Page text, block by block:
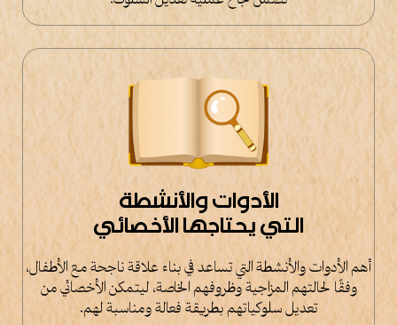
الأدوات والأنشطة
التي يحتاجها الأخصائي
أهم الأدوات والأنشطة التي تساعد في بناء علاقة ناجحة مع الأطفال،
وفقًا لحالتهم المزاجية وظروفهم الخاصة، ليتمكن الأخصائي من
تعديل سلوكياتهم بطريقة فعالة ومناسبة لهم.